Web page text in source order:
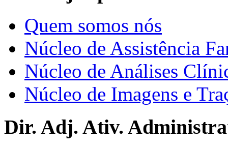
Quem somos nós
Núcleo de Assistência
Núcleo de Análises
Núcleo de Imagens e
Dir. Adj. Ativ.